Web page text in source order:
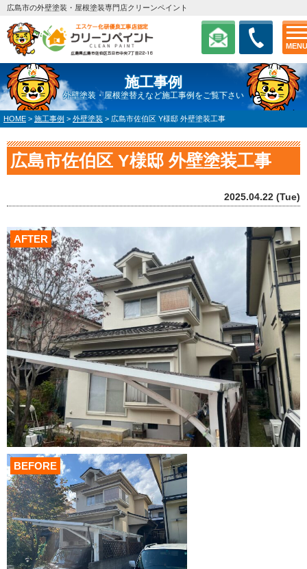
MENU
広島市の外壁塗装・屋根塗装専門店クリーンペイント
施工事例
外壁塗装・屋根塗替えなど施工事例をご覧下さい
HOME > 施工事例 > 外壁塗装 > 広島市佐伯区 Y様邸 外壁塗装工事
広島市佐伯区 Y様邸 外壁塗装工事
2025.04.22 (Tue)
AFTER
BEFORE